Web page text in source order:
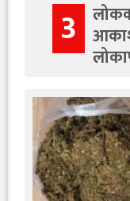
3